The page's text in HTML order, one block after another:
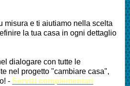
misura e ti aiutiamo nella scelta
la tua casa in ogni dettaglio
dialogare con tutte le
nel progetto "cambiare casa",
- Servizi complementari